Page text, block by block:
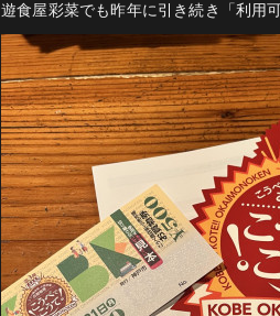
遊食屋彩菜でも昨年に引き続き「利用